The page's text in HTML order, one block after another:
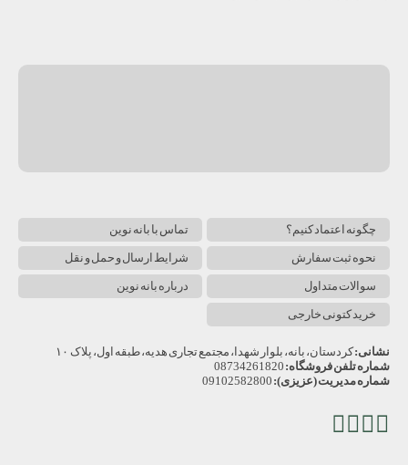
چگونه اعتماد کنیم؟ تماس با بانه نوین
نحوه ثبت سفارش شرایط ارسال و حمل و نقل
سوالات متداول درباره بانه نوین
خرید کتونی خارجی
نشانی:کردستان، بانه، بلوار شهدا، مجتمع تجاری هدیه، طبقه اول، پلاک ۱۰
شماره تلفن فروشگاه: 08734261820
شماره مدیریت (عزیزی):
اینستاگرام
تلگرامآپارات